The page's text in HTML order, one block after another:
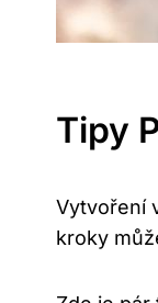
Tipy
Vytvoření
kroky